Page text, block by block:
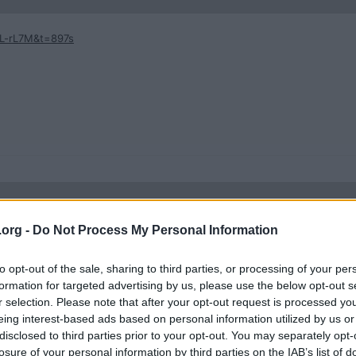
- Do Not Process My Personal Information
opt-out of the sale, sharing to third parties, or processing of your
for targeted advertising by us, please use the below opt-out
selection. Please note that after your opt-out request is processed
interest-based ads based on personal information utilized by us
to third parties prior to your opt-out. You may separately
of your personal information by third parties on the IAB’s list of
rL7M&t=897s
rL7M&t=897s
hur det står still, jag hoppade bara igenom allt men landade på,
äta det, herregud.